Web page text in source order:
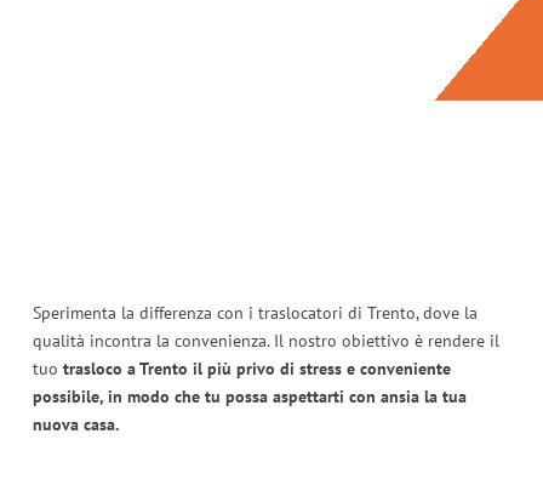
Sperimenta la differenza con i traslocatori di Trento, dove la
qualità incontra la convenienza. Il nostro obiettivo è rendere il
tuo trasloco a Trento il più privo di stress e conveniente
possibile, in modo che tu possa aspettarti con ansia la tua
nuova casa.